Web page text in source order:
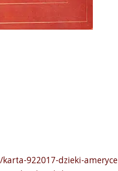
922017-dzieki-ameryce